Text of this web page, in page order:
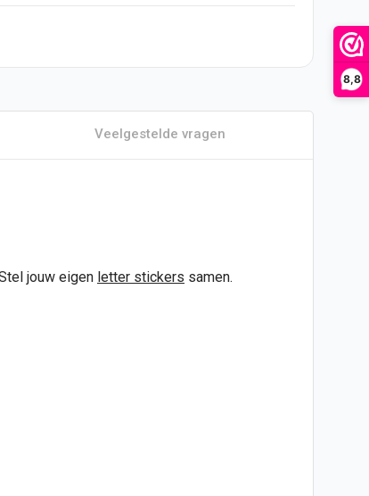
8,8
Veelgestelde vragen
jouw eigen letter stickers samen.